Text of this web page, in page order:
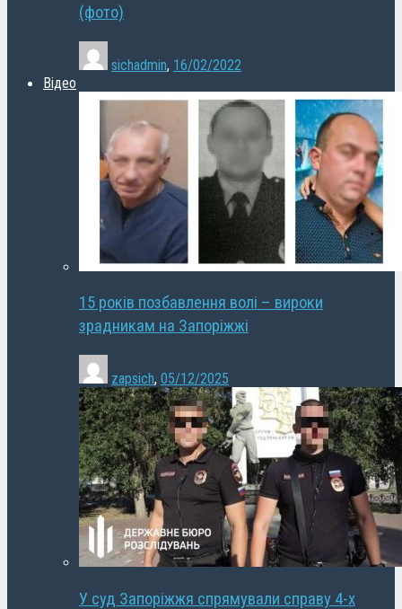
(фото)
sichadmin, 16/02/2022
Відео
15 років позбавлення волі – вироки
зрадникам на Запоріжжі
zapsich, 05/12/2025
У суд Запоріжжя спрямували справу 4-х